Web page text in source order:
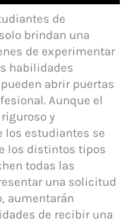
de
brindan una
de experimentar
habilidades
abrir puertas
Aunque el
y
los estudiantes se
los distintos tipos
todas las
una solicitud
aumentarán
de recibir una